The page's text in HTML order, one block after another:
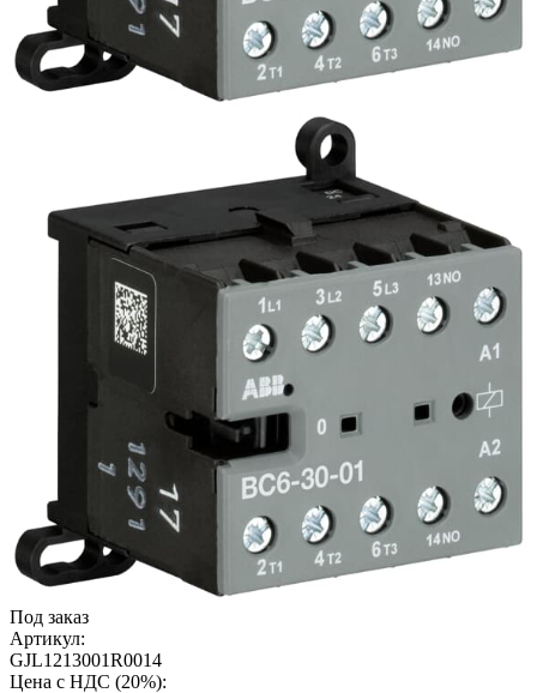
Под заказ
Артикул:
GJL1213001R0014
Цена с НДС (20%):